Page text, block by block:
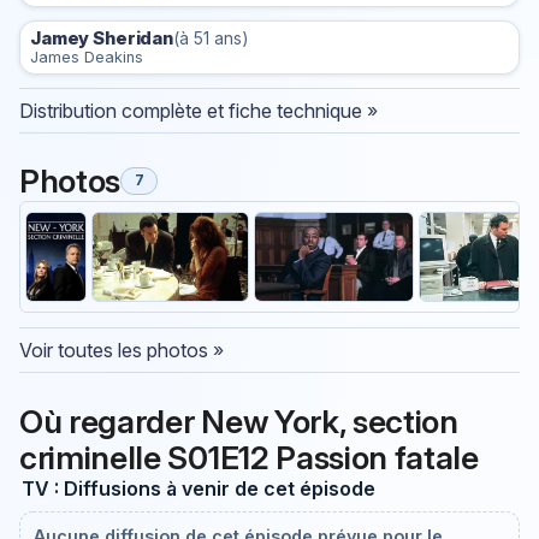
Jamey Sheridan(à 51 ans)
James Deakins
Distribution complète et fiche technique »
Photos 7
Voir toutes les photos »
Où regarder New York, section
criminelle S01E12 Passion fatale
TV : Diffusions à venir de cet épisode